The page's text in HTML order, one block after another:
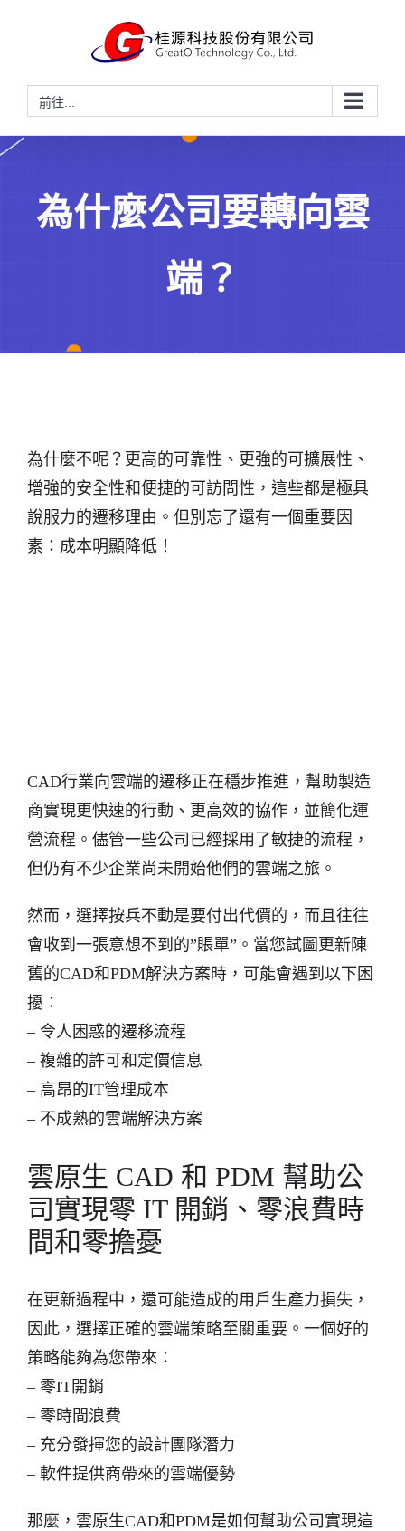
前往...
為什麼公司要轉向雲
端？
為什麼不呢？更高的可靠性、更強的可擴展性、
增強的安全性和便捷的可訪問性，這些都是極具
說服力的遷移理由。但別忘了還有一個重要因
素：成本明顯降低！
CAD行業向雲端的遷移正在穩步推進，幫助製造
商實現更快速的行動、更高效的協作，並簡化運
營流程。儘管一些公司已經採用了敏捷的流程，
但仍有不少企業尚未開始他們的雲端之旅。
然而，選擇按兵不動是要付出代價的，而且往往
會收到一張意想不到的”賬單”。當您試圖更新陳
舊的CAD和PDM解決方案時，可能會遇到以下困
擾：
– 令人困惑的遷移流程
– 複雜的許可和定價信息
– 高昂的IT管理成本
– 不成熟的雲端解決方案
雲原生 CAD 和 PDM 幫助公
司實現零 IT 開銷、零浪費時
間和零擔憂
在更新過程中，還可能造成的用戶生產力損失，
因此，選擇正確的雲端策略至關重要。一個好的
策略能夠為您帶來：
– 零IT開銷
– 零時間浪費
– 充分發揮您的設計團隊潛力
– 軟件提供商帶來的雲端優勢
那麼，雲原生CAD和PDM是如何幫助公司實現這